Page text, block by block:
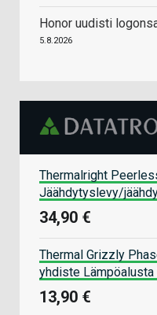
Honor uudisti
5.8.2026
Thermalright
Jäähdytyslevy/
34,90 €
Thermal Grizzly
yhdiste Lämpöalusta
13,90 €